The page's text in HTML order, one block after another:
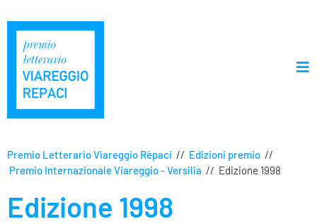
Premio Letterario Viareggio Rèpaci // Edizioni premio //
Premio Internazionale Viareggio - Versilia // Edizione 1998
Edizione 1998